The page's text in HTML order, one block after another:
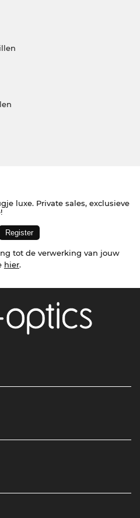
luxe. Private sales, exclusieve
tot de verwerking van jouw
hier.